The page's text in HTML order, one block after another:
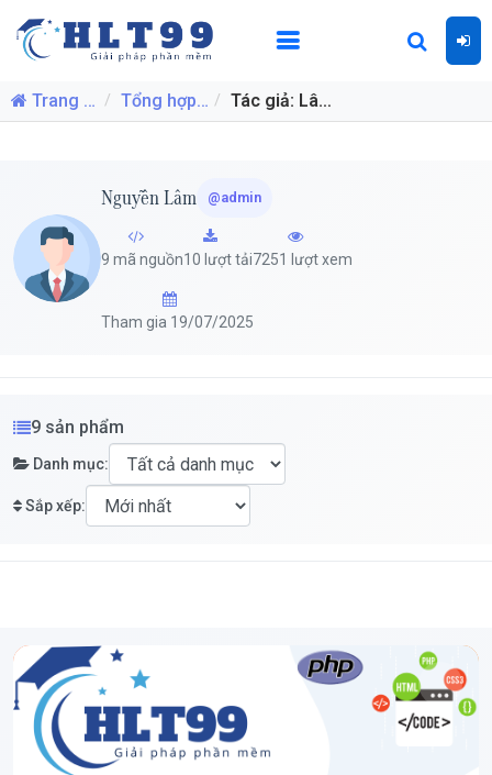
Trang nhất Tổng hợp source code, mã nguồn, đồ án mới nhất Tác giả: Lâm Nguyễn
Nguyễn Lâm @admin
9 mã nguồn10 lượt tải7251 lượt xem
Tham gia 19/07/2025
9 sản phẩm
Danh mục:
Sắp xếp: